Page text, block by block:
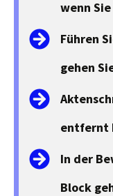
wenn
Führen
gehen
entfernt
In der
Block